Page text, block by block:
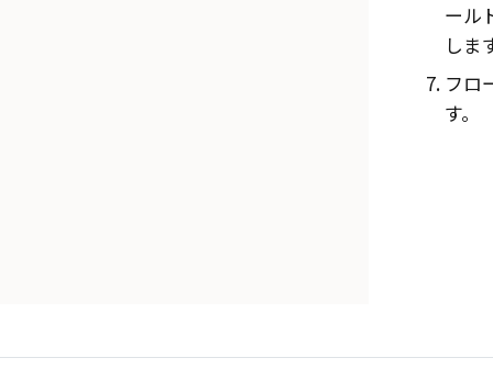
ール
しま
フロ
す。